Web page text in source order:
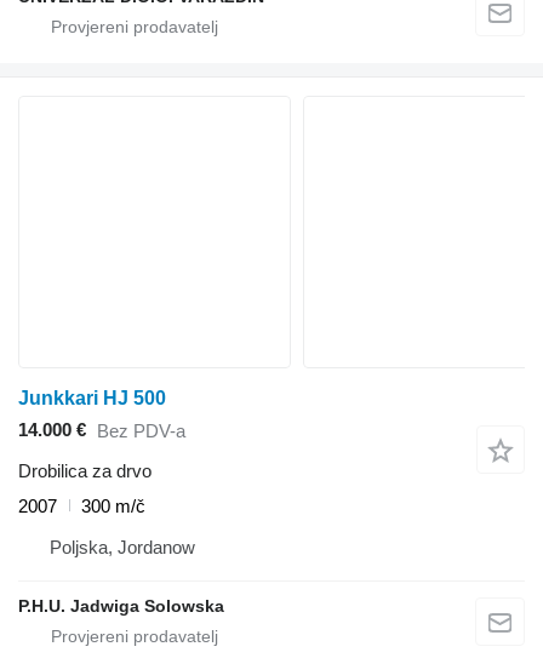
Junkkari HJ 500
14.000 € Bez PDV-a
Drobilica za drvo
2007
300 m/č
Poljska, Jordanow
P.H.U. Jadwiga Solowska